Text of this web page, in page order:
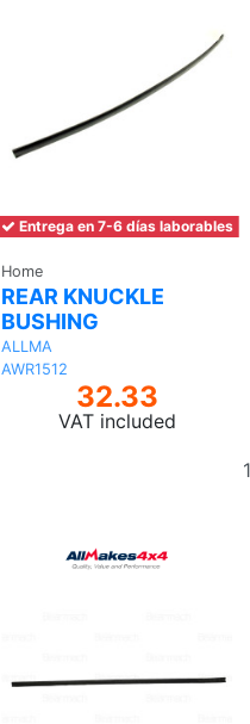
Add
basket
Entrega en 7-6 días laborables
Home
REAR KNUCKLE
BUSHING
ALLMA
AWR1512
32.33
VAT included